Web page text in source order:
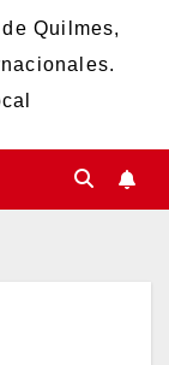
Quilmes,